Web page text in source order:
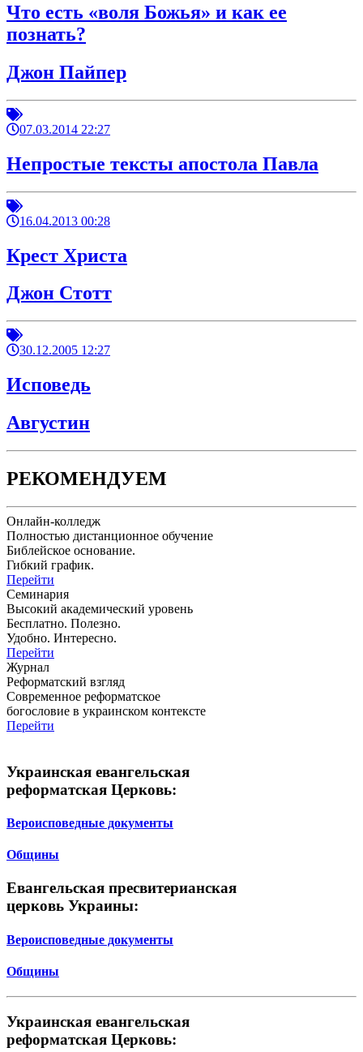
Что есть «воля Божья» и как ее
познать?
Джон Пайпер
07.03.2014 22:27
Непростые тексты апостола Павла
16.04.2013 00:28
Крест Христа
Джон Стотт
30.12.2005 12:27
Исповедь
Августин
РЕКОМЕНДУЕМ
Онлайн-колледж
Полностью дистанционное обучение
Библейское основание.
Гибкий график.
Перейти
Семинария
Высокий академический уровень
Бесплатно. Полезно.
Удобно. Интересно.
Перейти
Журнал
Реформатский взгляд
Современное реформатское
богословие в украинском контексте
Перейти
Украинская евангельская
реформатская Церковь:
Вероисповедные документы
Общины
Евангельская пресвитерианская
церковь Украины:
Вероисповедные документы
Общины
Украинская евангельская
реформатская Церковь: